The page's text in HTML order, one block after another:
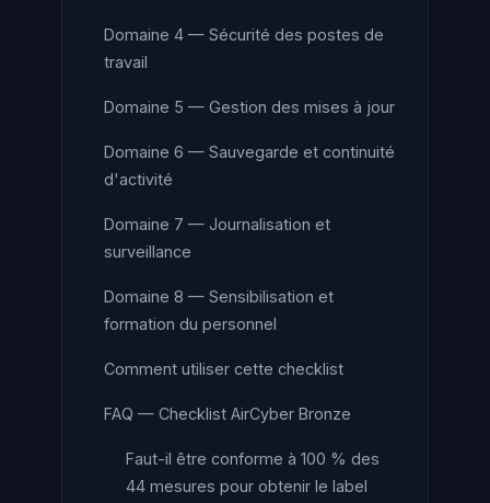
Domaine 4 — Sécurité des postes de
travail
Domaine 5 — Gestion des mises à jour
Domaine 6 — Sauvegarde et continuité
d'activité
Domaine 7 — Journalisation et
surveillance
Domaine 8 — Sensibilisation et
formation du personnel
Comment utiliser cette checklist
FAQ — Checklist AirCyber Bronze
Faut-il être conforme à 100 % des
44 mesures pour obtenir le label